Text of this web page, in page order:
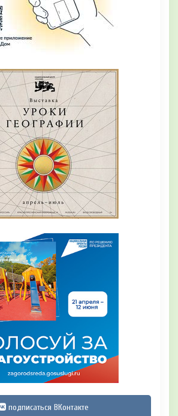
подписаться ВКонтакте